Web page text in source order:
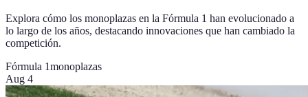
Explora cómo los monoplazas en la Fórmula 1 han evolucionado a
lo largo de los años, destacando innovaciones que han cambiado la
competición.
Fórmula 1monoplazas
Aug 4